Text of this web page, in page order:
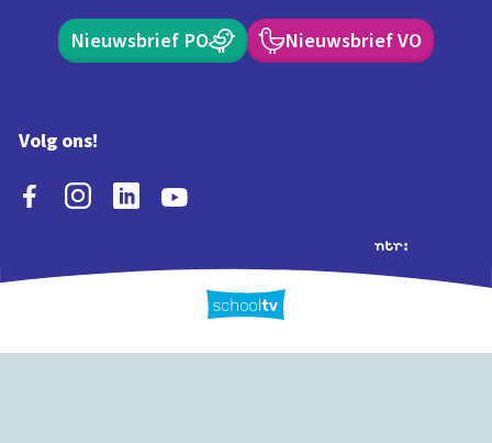
Nieuwsbrief PO Nieuwsbrief VO
Volg ons!